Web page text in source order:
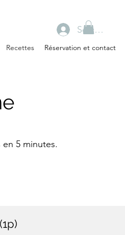
Recettes Réservation et contact
Se
5 minutes.